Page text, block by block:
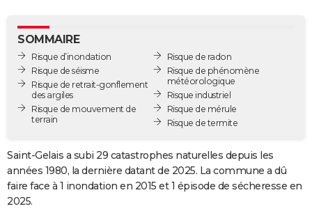
GUIDES D'ACHAT
BONS PLANS
CARTE DE VOEUX
Carte de Noël
Carte Bonne année
Carte Saint-Valentin
Carte Pâques
Carte d'anniversaire
Dictionnaire
Biographies
Citations
Expressions
Proverbes
PROGRAMME TV
COPAINS D'AVANT
SOMMAIRE
Risque d’inondation
Risque de séisme
Risque de retrait-gonflement
des argiles
Risque de mouvement de
terrain
Risque de radon
Risque de phénomène
météorologique
Risque industriel
Risque de mérule
Risque de termite
Saint-Gelais a subi 29 catastrophes naturelles depuis les
années 1980, la dernière datant de 2025. La commune a dû
faire face à 1 inondation en 2015 et 1 épisode de sécheresse en
2025.